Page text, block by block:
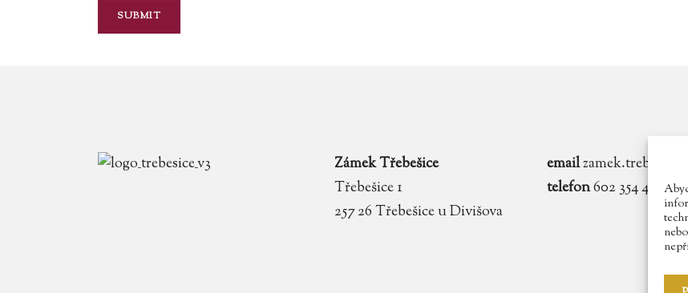
Zámek Třebešice
Třebešice 1
257 26 Třebešice u Divišova
email
telefon602 354 467